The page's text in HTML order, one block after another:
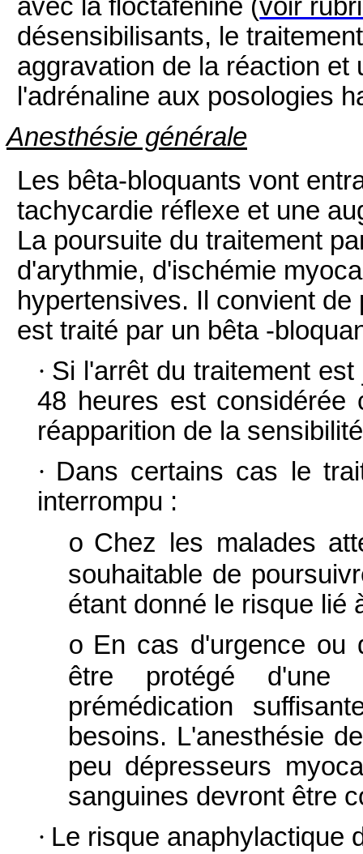
avec la floctafénine (voir
désensibilisants, le
aggravation de la réaction
l'adrénaline aux posologies
Anesthésie générale
Les bêta-bloquants vont
tachycardie réflexe et une
La poursuite du traitement
d'arythmie, d'ischémie
hypertensives. Il convient
est traité par un bêta -
· Si l'arrêt du traitement
48 heures est considérée
réapparition de la
· Dans certains cas le
interrompu :
o Chez les malades
souhaitable de
étant donné le risque lié
o En cas d'urgence ou
être protégé d'une
prémédication
besoins. L'anesthésie
peu dépresseurs
sanguines devront être
· Le risque anaphylactique